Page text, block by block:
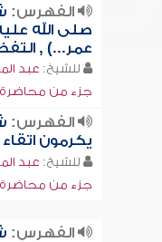
الفهرس:
صلى الله
عمر...) ,
للشيخ: عبد
جزء من محاضرة (
الفهرس:
يكرمون
للشيخ: عبد
جزء من محاضرة (
الفهرس: